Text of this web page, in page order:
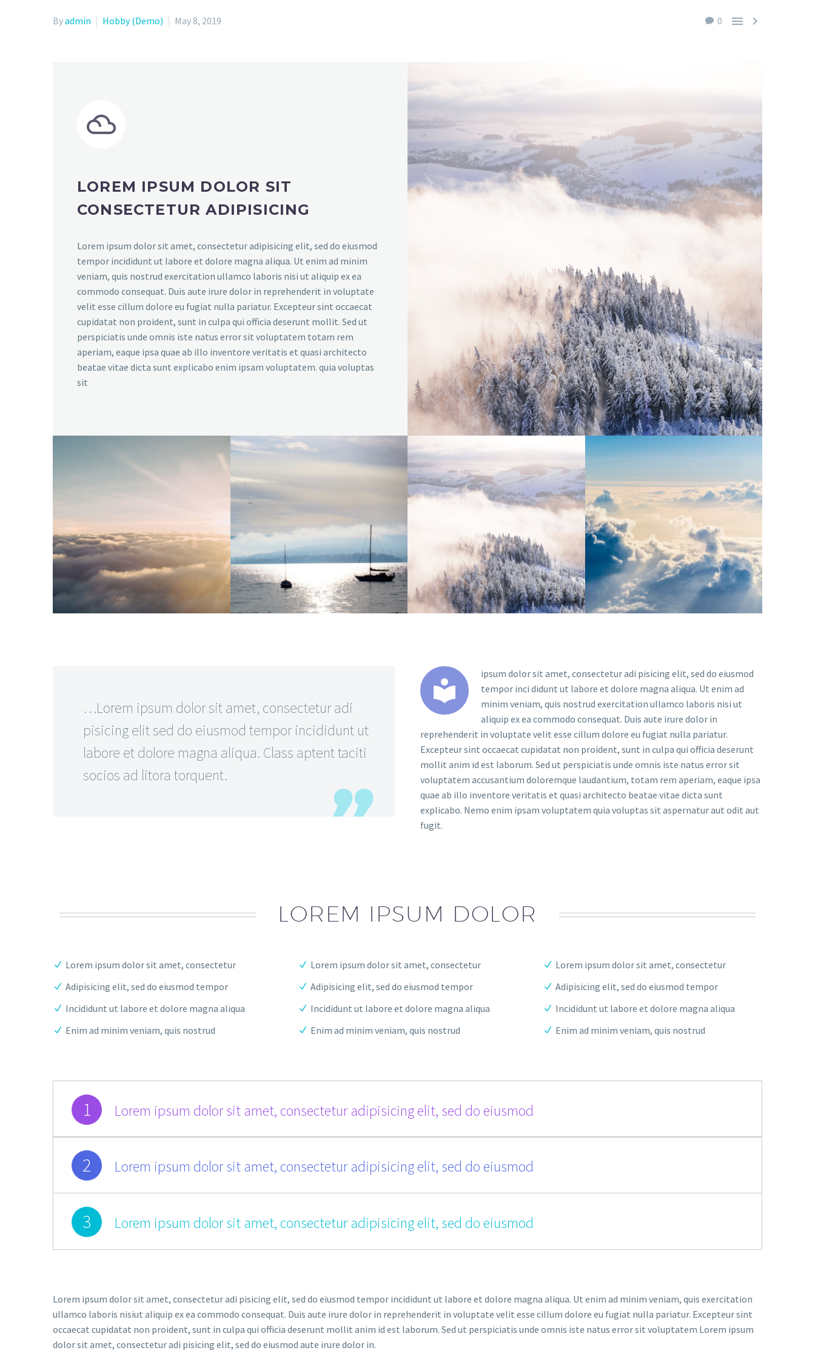
0  
Byadmin Hobby (Demo) May 8, 2019


LOREM IPSUM DOLOR SIT
CONSECTETUR ADIPISICING
Lorem ipsum dolor sit amet, consectetur adipisicing elit, sed do eiusmod
tempor incididunt ut labore et dolore magna aliqua. Ut enim ad minim
veniam, quis nostrud exercitation ullamco laboris nisi ut aliquip ex ea
commodo consequat. Duis aute irure dolor in reprehenderit in voluptate
velit esse cillum dolore eu fugiat nulla pariatur. Excepteur sint occaecat
cupidatat non proident, sunt in culpa qui officia deserunt mollit. Sed ut
perspiciatis unde omnis iste natus error sit voluptatem totam rem
aperiam, eaque ipsa quae ab illo inventore veritatis et quasi architecto
beatae vitae dicta sunt explicabo enim ipsam voluptatem. quia voluptas
sit
…Lorem ipsum dolor sit amet, consectetur adi
pisicing elit sed do eiusmod tempor incididunt ut
labore et dolore magna aliqua. Class aptent taciti
socios ad litora torquent.


ipsum dolor sit amet, consectetur adi pisicing elit, sed do eiusmod
tempor inci didunt ut labore et dolore magna aliqua. Ut enim ad
minim veniam, quis nostrud exercitation ullamco laboris nisi ut
aliquip ex ea commodo consequat. Duis aute irure dolor in
reprehenderit in voluptate velit esse cillum dolore eu fugiat nulla pariatur.
Excepteur sint occaecat cupidatat non proident, sunt in culpa qui officia deserunt
mollit anim id est laborum. Sed ut perspiciatis unde omnis iste natus error sit
voluptatem accusantium doloremque laudantium, totam rem aperiam, eaque ipsa
quae ab illo inventore veritatis et quasi architecto beatae vitae dicta sunt
explicabo. Nemo enim ipsam voluptatem quia voluptas sit aspernatur aut odit aut
fugit.
LOREM IPSUM DOLOR
Lorem ipsum dolor sit amet, consectetur
Adipisicing elit, sed do eiusmod tempor
Incididunt ut labore et dolore magna aliqua
Enim ad minim veniam, quis nostrud
Lorem ipsum dolor sit amet, consectetur
Adipisicing elit, sed do eiusmod tempor
Incididunt ut labore et dolore magna aliqua
Enim ad minim veniam, quis nostrud
Lorem ipsum dolor sit amet, consectetur
Adipisicing elit, sed do eiusmod tempor
Incididunt ut labore et dolore magna aliqua
Enim ad minim veniam, quis nostrud
1 Lorem ipsum dolor sit amet, consectetur adipisicing elit, sed do eiusmod
2 Lorem ipsum dolor sit amet, consectetur adipisicing elit, sed do eiusmod
3 Lorem ipsum dolor sit amet, consectetur adipisicing elit, sed do eiusmod
Lorem ipsum dolor sit amet, consectetur adi pisicing elit, sed do eiusmod tempor incididunt ut labore et dolore magna aliqua. Ut enim ad minim veniam, quis exercitation
ullamco laboris nisiut aliquip ex ea commodo consequat. Duis aute irure dolor in reprehenderit in voluptate velit esse cillum dolore eu fugiat nulla pariatur. Excepteur sint
occaecat cupidatat non proident, sunt in culpa qui officia deserunt mollit anim id est laborum. Sed ut perspiciatis unde omnis iste natus error sit voluptatem Lorem ipsum
dolor sit amet, consectetur adi pisicing elit, sed do eiusmod aute irure dolor in.